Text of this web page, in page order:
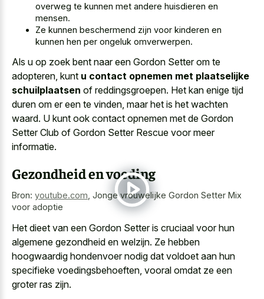
overweg te kunnen met andere huisdieren en
mensen.
Ze kunnen beschermend zijn voor kinderen en
kunnen hen per ongeluk omverwerpen.
Als u op zoek bent naar een Gordon Setter om te
adopteren, kunt u contact opnemen met plaatselijke
schuilplaatsen of reddingsgroepen. Het kan enige tijd
duren om er een te vinden, maar het is het wachten
waard. U kunt ook contact opnemen met de Gordon
Setter Club of Gordon Setter Rescue voor meer
informatie.
Gezondheid en voeding
Bron: youtube.com Jonge vrouwelijke Gordon Setter Mix
voor adoptie
Het dieet van een Gordon Setter is cruciaal voor hun
algemene gezondheid en welzijn. Ze hebben
hoogwaardig hondenvoer nodig dat voldoet aan hun
specifieke voedingsbehoeften, vooral omdat ze een
groter ras zijn.